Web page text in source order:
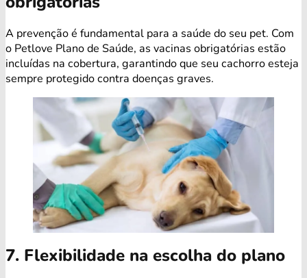
A prevenção é fundamental para a saúde do seu pet. Com
o Petlove Plano de Saúde, as vacinas obrigatórias estão
incluídas na cobertura, garantindo que seu cachorro esteja
sempre protegido contra doenças graves.
7. Flexibilidade na escolha do plano